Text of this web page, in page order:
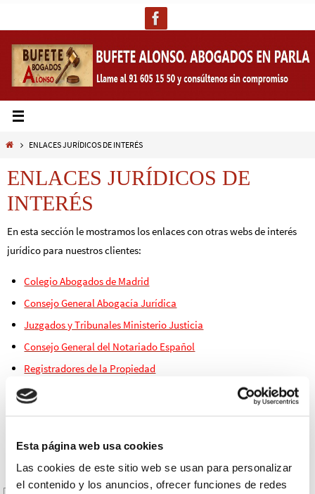
Esta página web usa cookies
Las cookies de este sitio web se usan para personalizar
el contenido y los anuncios, ofrecer funciones de redes
al
contenido
InicioENLACES JURÍDICOS DE INTERÉS
ENLACES JURÍDICOS DE
INTERÉS
En esta sección le mostramos los enlaces con otras webs de interés
jurídico para nuestros clientes:
Colegio Abogados de Madrid
Consejo General Abogacía Jurídica
Juzgados y Tribunales Ministerio Justicia
Consejo General del Notariado Español
Registradores de la Propiedad
Registro Mercantil